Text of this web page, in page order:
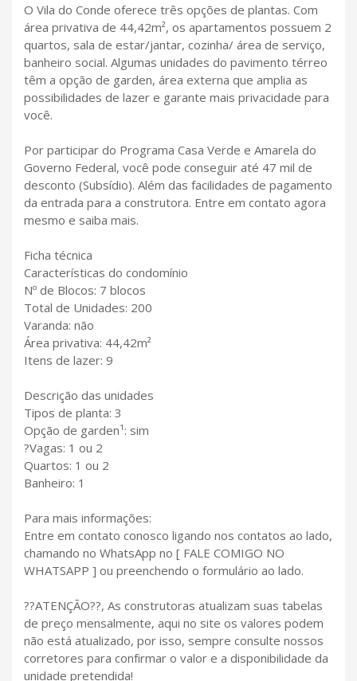
O Vila do Conde oferece três opções de plantas. Com
área privativa de 44,42m², os apartamentos possuem 2
quartos, sala de estar/jantar, cozinha/ área de serviço,
banheiro social. Algumas unidades do pavimento térreo
têm a opção de garden, área externa que amplia as
possibilidades de lazer e garante mais privacidade para
você.
Por participar do Programa Casa Verde e Amarela do
Governo Federal, você pode conseguir até 47 mil de
desconto (Subsídio). Além das facilidades de pagamento
da entrada para a construtora. Entre em contato agora
mesmo e saiba mais.
Ficha técnica
Características do condomínio
Nº de Blocos: 7 blocos
Total de Unidades: 200
Varanda: não
Área privativa: 44,42m²
Itens de lazer: 9
Descrição das unidades
Tipos de planta: 3
Opção de garden¹: sim
?Vagas: 1 ou 2
Quartos: 1 ou 2
Banheiro: 1
Para mais informações:
Entre em contato conosco ligando nos contatos ao lado,
chamando no WhatsApp no [ FALE COMIGO NO
WHATSAPP ] ou preenchendo o formulário ao lado.
??ATENÇÃO??, As construtoras atualizam suas tabelas
de preço mensalmente, aqui no site os valores podem
não está atualizado, por isso, sempre consulte nossos
corretores para confirmar o valor e a disponibilidade da
unidade pretendida!